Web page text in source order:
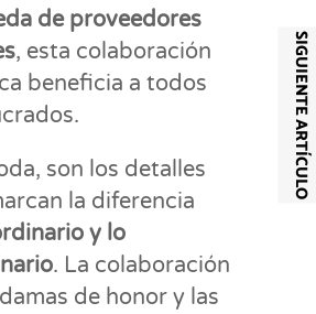
de proveedores
, esta colaboración
beneficia a todos
son los detalles
la diferencia
y lo
. La colaboración
de honor y las
SIGUIENTE ARTÍCULO